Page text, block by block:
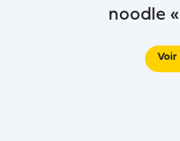
noodle
Voir